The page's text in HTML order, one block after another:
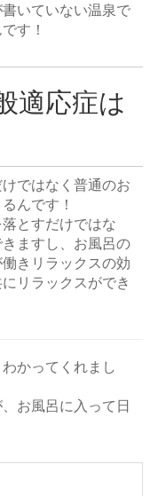
いていない温泉で
す！
適応症は
ではなく普通のお
んです！
とすだけではな
ますし、お風呂の
きリラックスの効
リラックスができ
かってくれまし
お風呂に入って日